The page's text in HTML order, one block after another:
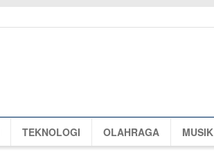
TEKNOLOGI OLAHRAGA MUSIK